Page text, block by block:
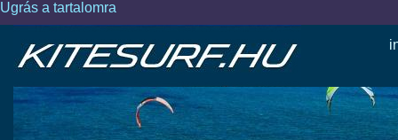
Ugrás a tartalomra